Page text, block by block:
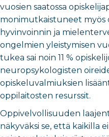
vuosien saatossa
monimutkaistuneet myös
hyvinvoinnin ja
ongelmien yleistymisen
tukea sai noin 11 %
neuropsykologisten
opiskeluvalmiuksien
oppilaitosten resurssit.
Oppivelvollisuuden
näkyväksi se, että kaikilla